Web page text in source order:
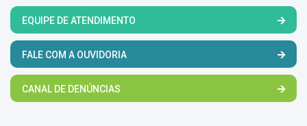
EQUIPE DE ATENDIMENTO
FALE COM A OUVIDORIA
CANAL DE DENÚNCIAS